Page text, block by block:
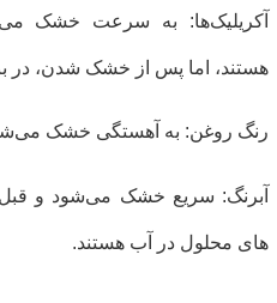
آکریلیک‌ها: به سرعت خشک
هستند، اما پس از خشک شدن، در
رنگ روغن: به آهستگی خشک
آبرنگ: سریع خشک می‌شود و
های محلول در آب هستند.